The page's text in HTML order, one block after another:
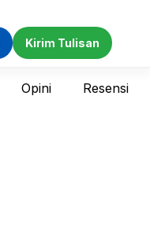
Kirim Tulisan
Opini Resensi